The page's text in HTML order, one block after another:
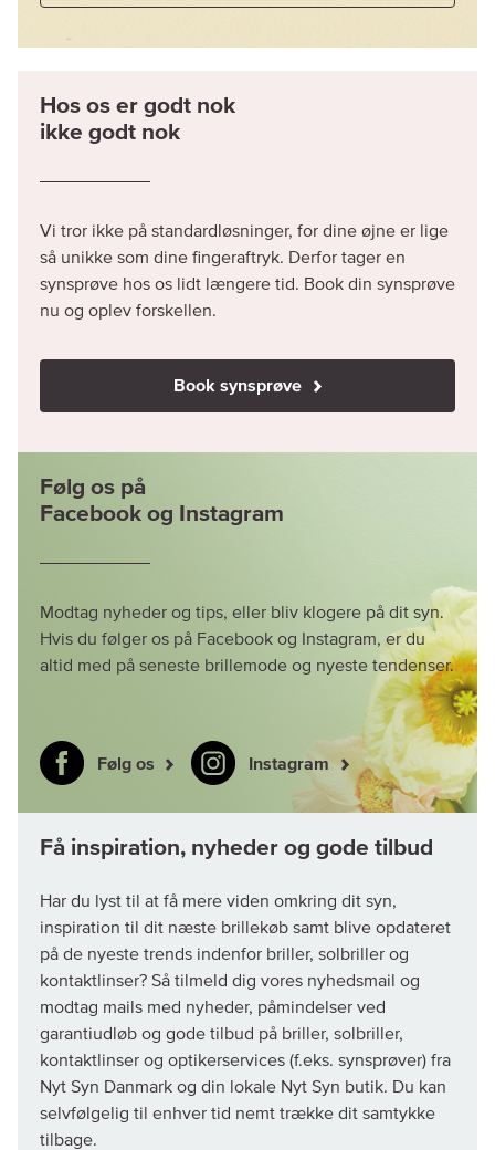
Hos os er godt nok
ikke godt nok
Vi tror ikke på standardløsninger, for dine øjne er lige
så unikke som dine fingeraftryk. Derfor tager en
synsprøve hos os lidt længere tid. Book din synsprøve
nu og oplev forskellen.
Book synsprøve
Følg os på
Facebook og Instagram
Modtag nyheder og tips, eller bliv klogere på dit syn.
Hvis du følger os på Facebook og Instagram, er du
altid med på seneste brillemode og nyeste tendenser.
Følg os Instagram
Har du lyst til at få mere viden omkring dit syn,
inspiration til dit næste brillekøb samt blive opdateret
på de nyeste trends indenfor briller, solbriller og
kontaktlinser? Så tilmeld dig vores nyhedsmail og
modtag mails med nyheder, påmindelser ved
garantiudløb og gode tilbud på briller, solbriller,
kontaktlinser og optikerservices (f.eks. synsprøver) fra
Nyt Syn Danmark og din lokale Nyt Syn butik. Du kan
selvfølgelig til enhver tid nemt trække dit samtykke
tilbage.